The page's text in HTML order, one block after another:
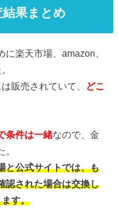
果まとめ
楽天市場、amazon、
販売されていて、 どこ
条件は一緒なので、金
と公式サイトでは、も
認された場合は交換し
す。